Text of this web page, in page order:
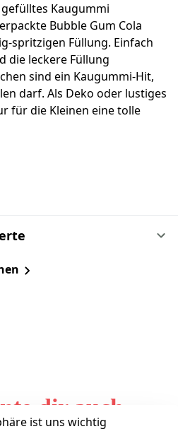
Kaugummi
Bubble Gum Cola
spritzigen Füllung. Einfach
die leckere Füllung
sind ein Kaugummi-Hit,
darf. Als Deko oder lustiges
für die Kleinen eine tolle
dir auch
ist uns wichtig